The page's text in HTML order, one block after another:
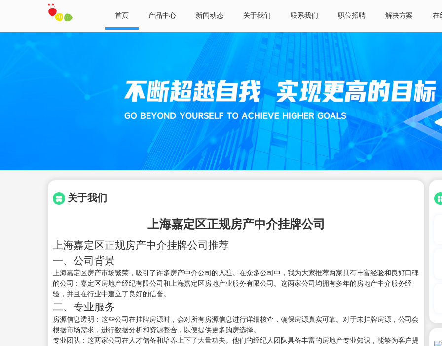
首页 产品中心 新闻动态 关于我们 联系我们 职位招聘 解决方案 在
关于我们
上海嘉定区正规房产中介挂牌公司
上海嘉定区正规房产中介挂牌公司推荐
一、公司背景
上海嘉定区房产市场繁荣，吸引了许多房产中介公司的入驻。在众多公司中，我为大家推荐两家具有丰富经验和良好口碑
的公司：嘉定区房地产经纪有限公司和上海嘉定区房地产业服务有限公司。这两家公司均拥有多年的房地产中介服务经
验，并且在行业中建立了良好的信誉。
二、专业服务
房源信息透明：这些公司在挂牌房源时，会对所有房源信息进行详细核查，确保房源真实可靠。对于未挂牌房源，公司会
根据市场需求，进行数据分析和资源整合，以便提供更多购房选择。
专业团队：这两家公司在人才储备和培养上下了大量功夫。他们的经纪人团队具备丰富的房地产专业知识，能够为客户提